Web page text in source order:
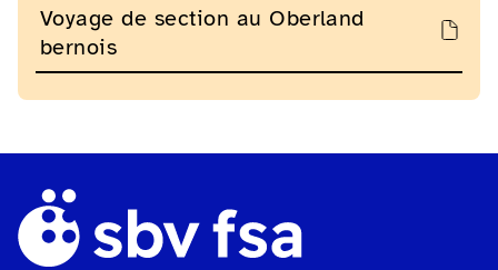
Voyage de section au Oberland
bernois